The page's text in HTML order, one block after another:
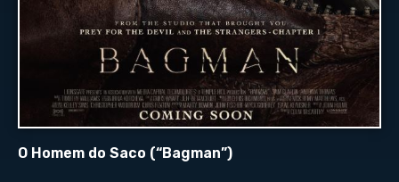
O Homem do Saco (“Bagman”)